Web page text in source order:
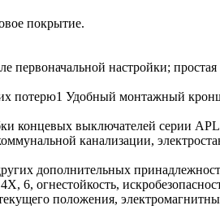
покрытие.
настройки; простая
потерю1 Удобный монтажный
концевых выключателей серии
канализации,
дополнительных
6, огнестойкость,
положения,